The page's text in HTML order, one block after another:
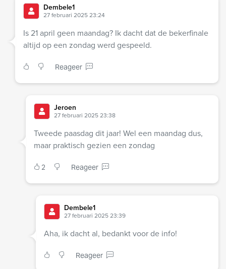
Dembele1
27 februari 2025 23:24
Is 21 april geen maandag? Ik dacht dat de bekerfinale
altijd op een zondag werd gespeeld.
Reageer
Jeroen
27 februari 2025 23:38
Tweede paasdag dit jaar! Wel een maandag dus,
maar praktisch gezien een zondag
2 Reageer
Dembele1
27 februari 2025 23:39
Aha, ik dacht al, bedankt voor de info!
Reageer